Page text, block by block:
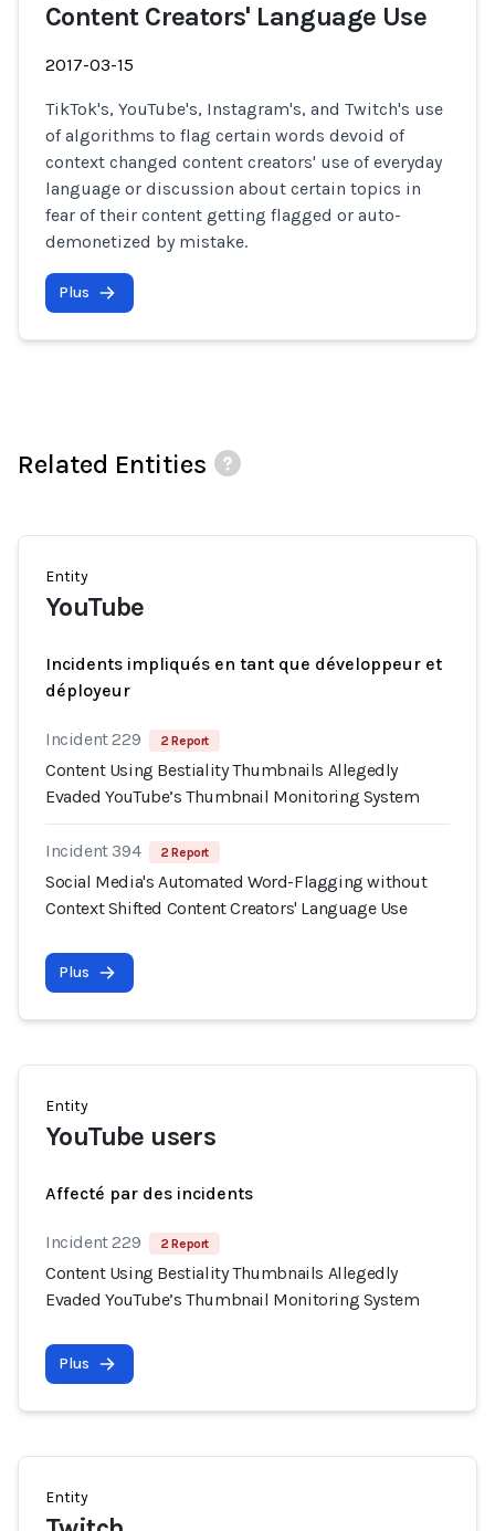
Content Creators' Language Use
2017-03-15
TikTok's, YouTube's, Instagram's, and Twitch's use
of algorithms to flag certain words devoid of
context changed content creators' use of everyday
language or discussion about certain topics in
fear of their content getting flagged or auto-
demonetized by mistake.
Plus
Related Entities
Entity
YouTube
Incidents impliqués en tant que développeur et
déployeur
Incident 229 2 Report
Content Using Bestiality Thumbnails Allegedly
Evaded YouTube’s Thumbnail Monitoring System
Incident 394 2 Report
Social Media's Automated Word-Flagging without
Context Shifted Content Creators' Language Use
Plus
Entity
YouTube users
Affecté par des incidents
Incident 229 2 Report
Content Using Bestiality Thumbnails Allegedly
Evaded YouTube’s Thumbnail Monitoring System
Plus
Entity